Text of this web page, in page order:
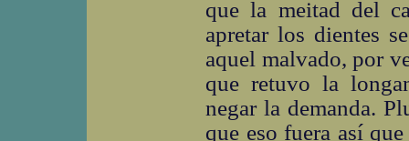
que la meitad del
apretar los dientes
aquel malvado, por
que retuvo la
negar la demanda.
que eso fuera así